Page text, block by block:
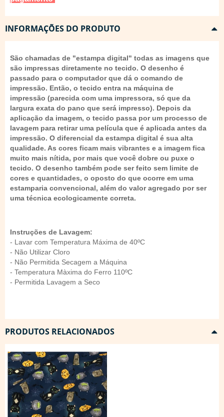
INFORMAÇÕES DO PRODUTO
São chamadas de "estampa digital" todas as imagens que
são impressas diretamente no tecido. O desenho é
passado para o computador que dá o comando de
impressão. Então, o tecido entra na máquina de
impressão (parecida com uma impressora, só que da
largura exata do pano que será impresso). Depois da
aplicação da imagem, o tecido passa por um processo de
lavagem para retirar uma película que é aplicada antes da
impressão. O diferencial da estampa digital é sua alta
qualidade. As cores ficam mais vibrantes e a imagem fica
muito mais nítida, por mais que você dobre ou puxe o
tecido. O desenho também pode ser feito sem limite de
cores e quantidades, o oposto do que ocorre em uma
estamparia convencional, além do valor agregado por ser
uma técnica ecologicamente correta.
Instruções de Lavagem:
- Lavar com Temperatura Máxima de 40ºC
- Não Utilizar Cloro
- Não Permitida Secagem a Máquina
- Temperatura Màxima do Ferro 110ºC
- Permitida Lavagem a Seco
PRODUTOS RELACIONADOS